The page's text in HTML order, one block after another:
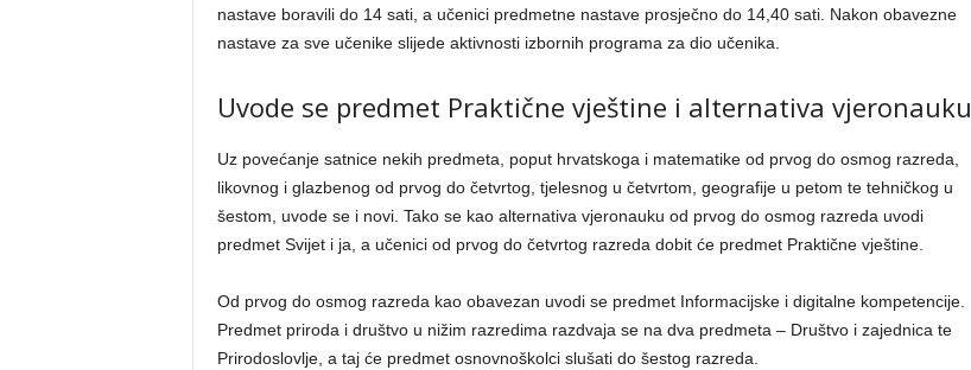
nastave boravili do 14 sati, a učenici predmetne nastave prosječno do 14,40 sati. Nakon obavezne
nastave za sve učenike slijede aktivnosti izbornih programa za dio učenika.
Uvode se predmet Praktične vještine i alternativa vjeronauku
Uz povećanje satnice nekih predmeta, poput hrvatskoga i matematike od prvog do osmog razreda,
likovnog i glazbenog od prvog do četvrtog, tjelesnog u četvrtom, geografije u petom te tehničkog u
šestom, uvode se i novi. Tako se kao alternativa vjeronauku od prvog do osmog razreda uvodi
predmet Svijet i ja, a učenici od prvog do četvrtog razreda dobit će predmet Praktične vještine.
Od prvog do osmog razreda kao obavezan uvodi se predmet Informacijske i digitalne kompetencije.
Predmet priroda i društvo u nižim razredima razdvaja se na dva predmeta – Društvo i zajednica te
Prirodoslovlje, a taj će predmet osnovnoškolci slušati do šestog razreda.